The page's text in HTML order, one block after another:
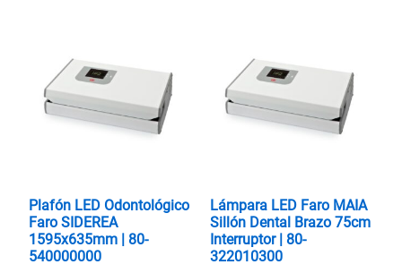
Plafón LED Odontológico
Faro SIDEREA
1595x635mm | 80-
540000000
Lámpara LED Faro MAIA
Sillón Dental Brazo 75cm
Interruptor | 80-
322010300